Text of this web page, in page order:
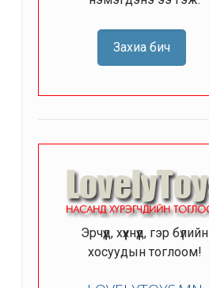
Захиа бич
Эрчүүд, хүүхнүүд, гэр бүлийн
хосуудын тоглоом!